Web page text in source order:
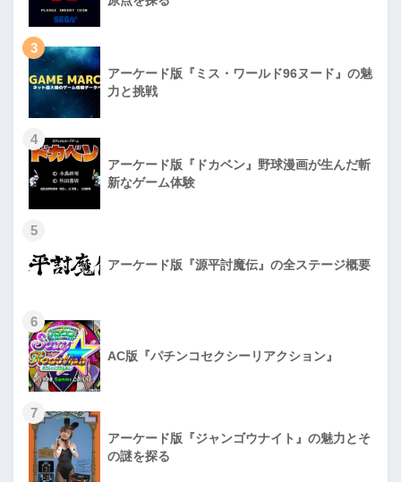
3
アーケード版『ミス・ワールド96ヌード』の魅
力と挑戦
4
アーケード版『ドカベン』野球漫画が生んだ斬
新なゲーム体験
5
アーケード版『源平討魔伝』の全ステージ概要
6
AC版『パチンコセクシーリアクション』
7
アーケード版『ジャンゴウナイト』の魅力とそ
の謎を探る